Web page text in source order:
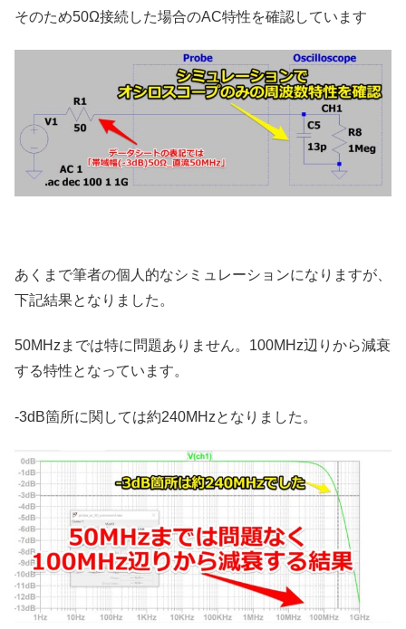
そのため50Ω接続した場合のAC特性を確認しています
あくまで筆者の個人的なシミュレーションになりますが、
下記結果となりました。
50MHzまでは特に問題ありません。100MHz辺りから減衰
する特性となっています。
-3dB箇所に関しては約240MHzとなりました。